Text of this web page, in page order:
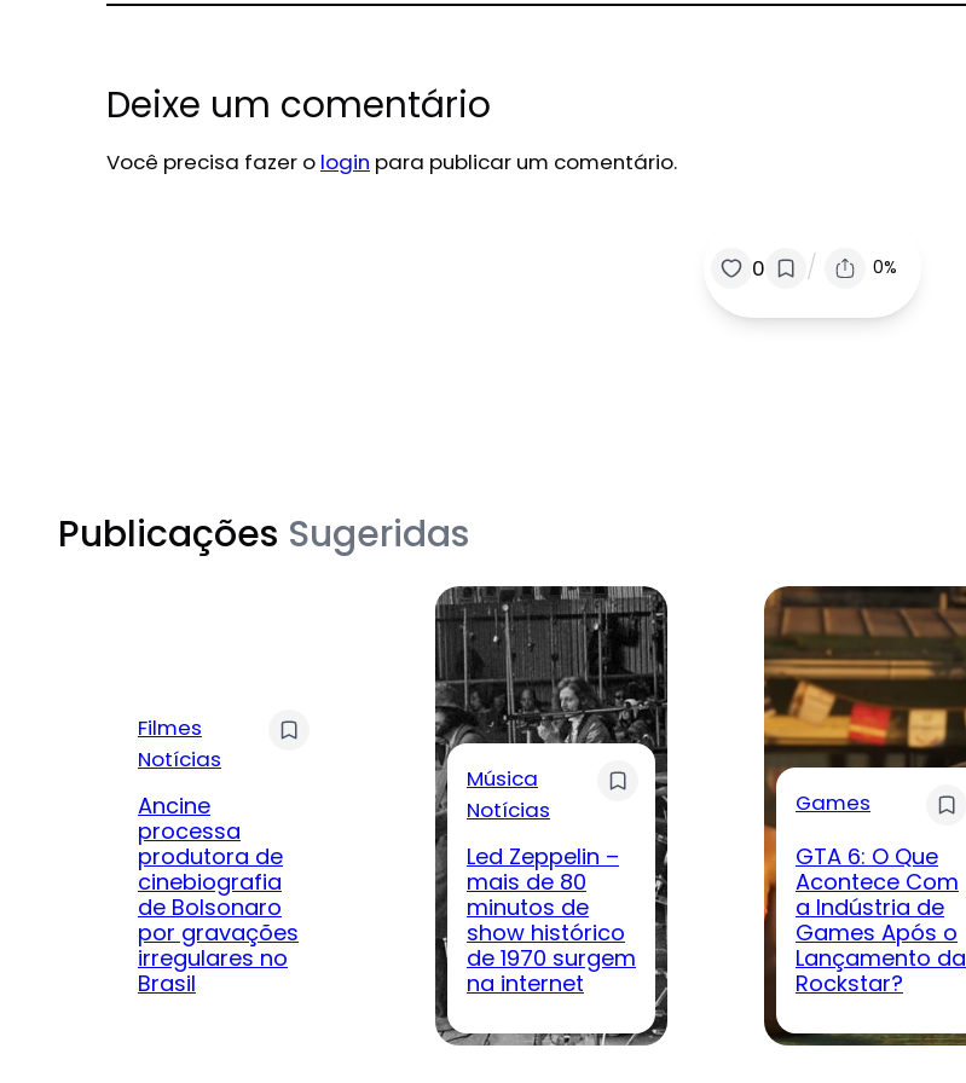
Deixe um comentário
Você precisa fazer o login para publicar um comentário.
0 / 0%
Publicações Sugeridas
Filmes
Notícias
Ancine
processa
produtora de
cinebiografia
de Bolsonaro
por gravações
irregulares no
Brasil
Música
Notícias
Led Zeppelin –
mais de 80
minutos de
show histórico
de 1970 surgem
na internet
Games
GTA 6: O Que
Acontece Com
a Indústria de
Games Após o
Lançamento da
Rockstar?